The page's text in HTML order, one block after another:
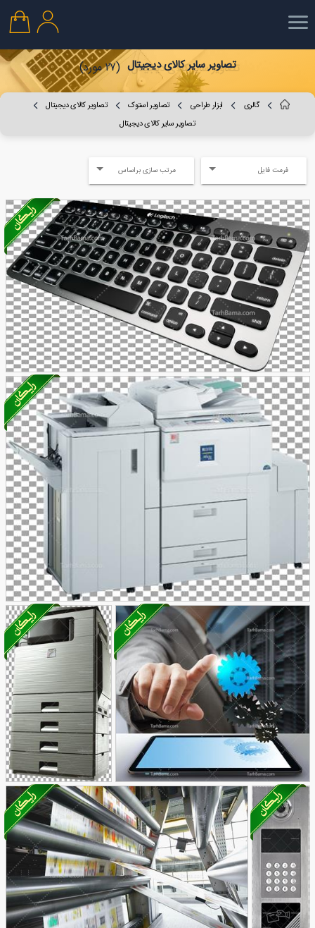
تصاویر سایر کالای دیجیتال (27 مورد)
گالری ابزار طراحی تصاویر استوک
تصاویر کالای دیجیتال
تصاویر سایر کالای دیجیتال
فرمت فایل مرتب سازی براساس
تصویر با کیفیت کیبرد
30
تصویر با کیفیت پرینتر بزرگ
71
تصویر با کیفیت تکنولوژی نوین
54
تصویر با کیفیت
پرینتر چند کارره
اداری بدون پس
زمینه
35